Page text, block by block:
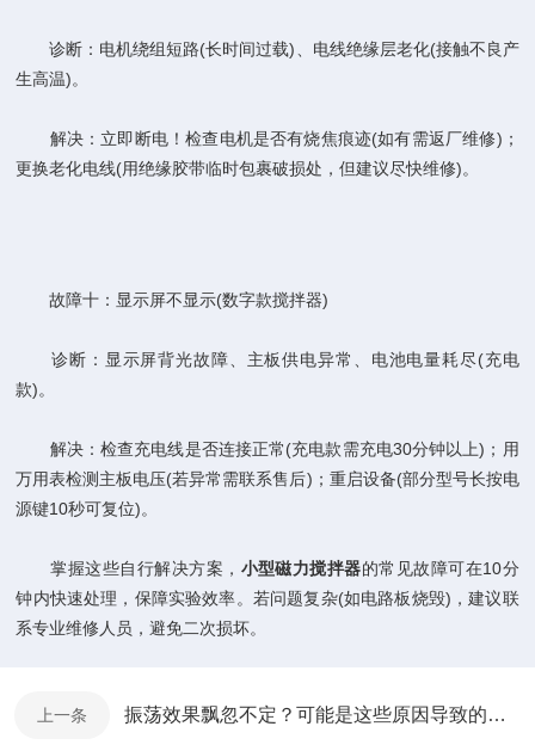
诊断：电机绕组短路(长时间过载)、电线绝缘层老化(接触不良产
生高温)。
解决：立即断电！检查电机是否有烧焦痕迹(如有需返厂维修)；
更换老化电线(用绝缘胶带临时包裹破损处，但建议尽快维修)。
故障十：显示屏不显示(数字款搅拌器)
诊断：显示屏背光故障、主板供电异常、电池电量耗尽(充电
款)。
解决：检查充电线是否连接正常(充电款需充电30分钟以上)；用
万用表检测主板电压(若异常需联系售后)；重启设备(部分型号长按电
源键10秒可复位)。
掌握这些自行解决方案， 小型磁力搅拌器的常见故障可在10分
钟内快速处理，保障实验效率。若问题复杂(如电路板烧毁)，建议联
系专业维修人员，避免二次损坏。
上一条 振荡效果飘忽不定？可能是这些原因导致的圆周振荡器故障